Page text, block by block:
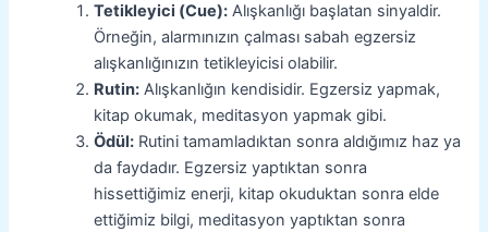
Tetikleyici (Cue): Alışkanlığı başlatan sinyaldir.
Örneğin, alarmınızın çalması sabah egzersiz
alışkanlığınızın tetikleyicisi olabilir.
Rutin: Alışkanlığın kendisidir. Egzersiz yapmak,
kitap okumak, meditasyon yapmak gibi.
Ödül: Rutini tamamladıktan sonra aldığımız haz ya
da faydadır. Egzersiz yaptıktan sonra
hissettiğimiz enerji, kitap okuduktan sonra elde
ettiğimiz bilgi, meditasyon yaptıktan sonra